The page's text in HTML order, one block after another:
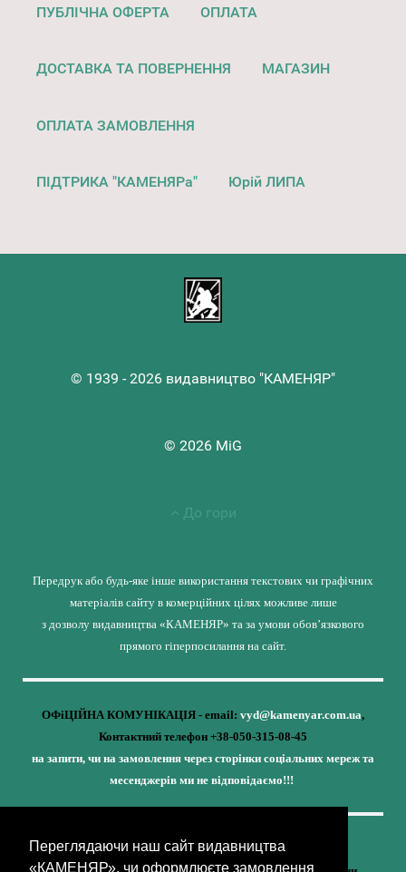
Переглядаючи наш сайт видавництва
«КАМЕНЯР», чи оформлюєте замовлення
ПУБЛІЧНА ОФЕРТА ОПЛАТА
ДОСТАВКА ТА ПОВЕРНЕННЯ МАГАЗИН
ОПЛАТА ЗАМОВЛЕННЯ
ПІДТРИКА "КАМЕНЯРа" Юрій ЛИПА
© 1939 - 2026 видавництво "КАМЕНЯР"
© 2026 MiG
До гори
Передрук або будь-яке інше використання текстових чи графічних
матеріалів сайту в комерційних цілях можливе лише
з дозволу видавництва «КАМЕНЯР» та за умови обов’язкового
прямого гіперпосилання на сайт.
ОФіЦІЙНА КОМУНІКАЦІЯ - email: vyd@kamenyar.com.ua,
Контактний телефон +38-050-315-08-45
на запити, чи на замовлення через сторінки соціальних мереж та
месенджерів ми не відповідаємо!!!
Кожне наше видання - це внесок у спротив,